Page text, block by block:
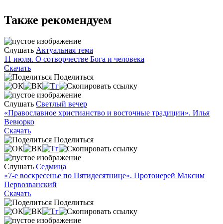
Также рекомендуем
Слушать Актуальная тема
11 июля. О сотворчестве Бога и человека
Скачать
Поделиться
Слушать Светлый вечер
«Православное христианство и восточные традиции». Илья
Вевюрко
Скачать
Поделиться
Слушать Седмица
«7-е воскресенье по Пятидесятнице». Протоиерей Максим
Первозванский
Скачать
Поделиться